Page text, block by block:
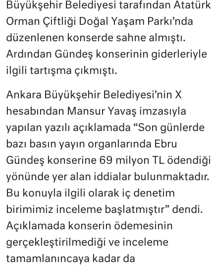
Büyükşehir Belediyesi tarafından Atatürk
Orman Çiftliği Doğal Yaşam Parkı’nda
düzenlenen konserde sahne almıştı.
Ardından Gündeş konserinin giderleriyle
ilgili tartışma çıkmıştı.
Ankara Büyükşehir Belediyesi’nin X
hesabından Mansur Yavaş imzasıyla
yapılan yazılı açıklamada “Son günlerde
bazı basın yayın organlarında Ebru
Gündeş konserine 69 milyon TL ödendiği
yönünde yer alan iddialar bulunmaktadır.
Bu konuyla ilgili olarak iç denetim
birimimiz inceleme başlatmıştır” dendi.
Açıklamada konserin ödemesinin
gerçekleştirilmediği ve inceleme
tamamlanıncaya kadar da